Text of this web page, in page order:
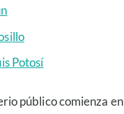
Potosí
público comienza en